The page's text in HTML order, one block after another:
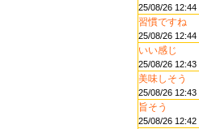
25/08/26 12:44
習慣ですね
25/08/26 12:44
いい感じ
25/08/26 12:43
美味しそう
25/08/26 12:43
旨そう
25/08/26 12:42